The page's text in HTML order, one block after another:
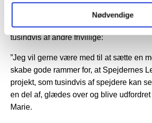
Nødvendige
som vil komme dem til gavn, når
største spejderlejr skal sættes i
tusindvis af andre frivillige:
”Jeg vil gerne være med til at sætte en
skabe gode rammer for, at Spejdernes
projekt, som tusindvis af spejdere kan
en del af, glædes over og blive
Marie.